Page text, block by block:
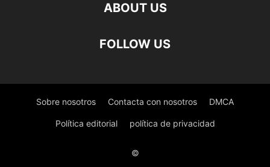
ABOUT US
FOLLOW US
Sobre nosotros Contacta con nosotros DMCA
Política editorial política de privacidad
©